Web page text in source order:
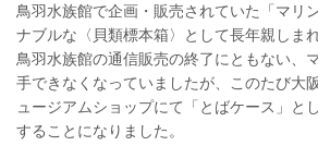
鳥羽水族館で企画・販売されていた「マリ
ナブルな〈貝類標本箱〉として長年親しま
鳥羽水族館の通信販売の終了にともない、
手できなくなっていましたが、このたび大
ュージアムショップにて「とばケース」と
することになりました。